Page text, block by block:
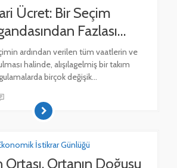
Fazlası…
ardından verilen tüm vaatlerin ve
halinde, alışılagelmiş bir takım
birçok değişik...
İstikrar Günlüğü
Ortası, Ortanın Doğusu